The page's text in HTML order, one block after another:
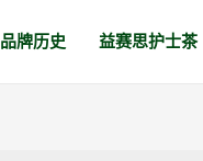
品牌历史 益赛思护士茶